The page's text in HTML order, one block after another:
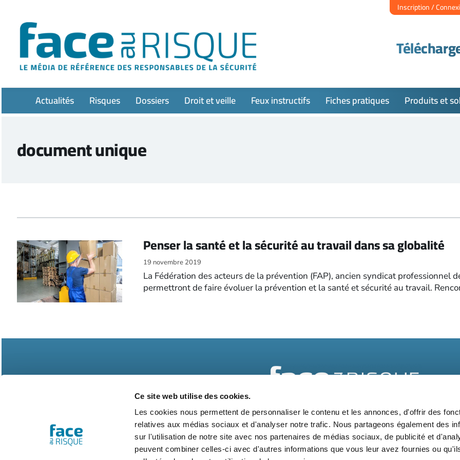
Ce site web utilise des cookies.
Les cookies nous permettent de personnaliser le contenu et les annonces, d'offrir des
relatives aux médias sociaux et d'analyser notre trafic. Nous partageons également des
sur l'utilisation de notre site avec nos partenaires de médias sociaux, de publicité et
peuvent combiner celles-ci avec d'autres informations que vous leur avez fournies ou
contenu
Inscription /
Actualités Risques Dossiers Droit et veille Feux instructifs Fiches pratiques Produits et
document unique
Penser la santé et la sécurité au travail dans sa globalité
19 novembre 2019
La Fédération des acteurs de la prévention (FAP), ancien syndicat
permettront de faire évoluer la prévention et la santé et sécurité au travail.
Abonnements Contact Kit média Nos partenaires Qui sommes-nous ?
Suivez-nous également sur les réseaux sociaux